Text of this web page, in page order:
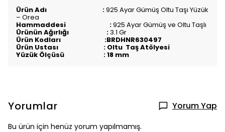
Ürün Adı :925 Ayar Gümüş Oltu Taşı Yüzük
– Orea
Hammaddesi :925 Ayar Gümüş ve Oltu Taşlı
Ürünün Ağırlığı :3.1 Gr
Ürün Kodları :BRDHNR630497
Ürün Ustası : Oltu Taş Atölyesi
Yüzük Ölçüsü : 18 mm
Yorumlar Yorum Yap
Bu ürün için henüz yorum yapılmamış.